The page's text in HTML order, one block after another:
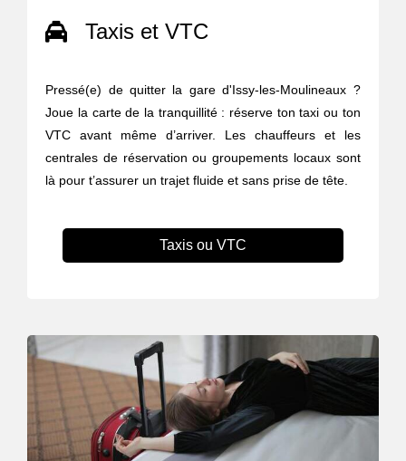
Taxis et VTC
Pressé(e) de quitter la gare d'Issy-les-Moulineaux ?
Joue la carte de la tranquillité : réserve ton taxi ou ton
VTC avant même d’arriver. Les chauffeurs et les
centrales de réservation ou groupements locaux sont
là pour t’assurer un trajet fluide et sans prise de tête.
Taxis ou VTC